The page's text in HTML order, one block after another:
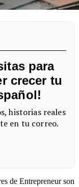
de Entrepreneur son